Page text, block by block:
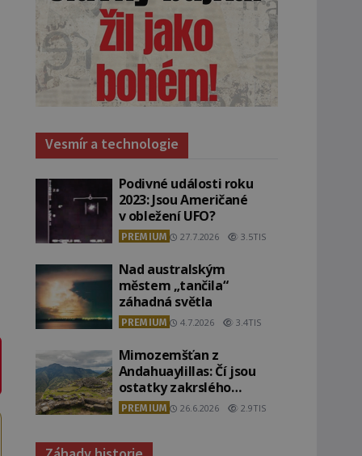
Vesmír a technologie
Podivné události roku
2023: Jsou Američané
v obležení UFO?
PREMIUM 27.7.2026 3.5TIS
Nad australským
městem „tančila“
záhadná světla
PREMIUM 4.7.2026 3.4TIS
Mimozemšťan z
Andahuaylillas: Čí jsou
ostatky zakrslého
stvoření s ohromnou
lebkou?
PREMIUM 26.6.2026 2.9TIS